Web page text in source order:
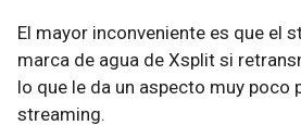
El mayor inconveniente es que el
marca de agua de Xsplit si
lo que le da un aspecto muy poco
streaming.